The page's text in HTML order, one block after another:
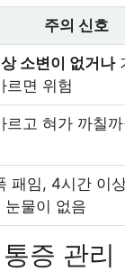
주의 신호
소변이 없거나
르면 위험
르고 혀가 까칠
패임, 4시간 이
눈물이 없음
증 관리